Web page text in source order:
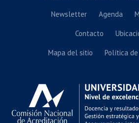
Newsletter Agenda
Contacto
Mapa del sitio Política